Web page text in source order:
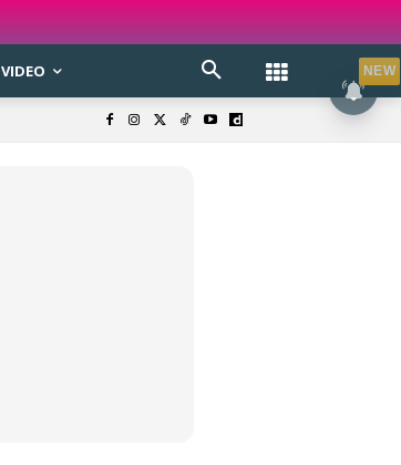
VIDEO NEW